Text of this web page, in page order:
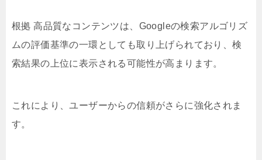
根拠 高品質なコンテンツは、Googleの検索アルゴリズ
ムの評価基準の一環としても取り上げられており、検
索結果の上位に表示される可能性が高まります。
これにより、ユーザーからの信頼がさらに強化されま
す。